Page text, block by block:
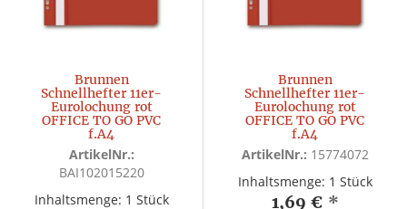
Brunnen
Schnellhefter 11er-
Eurolochung rot
OFFICE TO GO PVC
f.A4
ArtikelNr.:
BAI102015220
Inhaltsmenge: 1 Stück
Brunnen
Schnellhefter 11er-
Eurolochung rot
OFFICE TO GO PVC
f.A4
ArtikelNr.: 15774072
Inhaltsmenge: 1 Stück
1,69 € *